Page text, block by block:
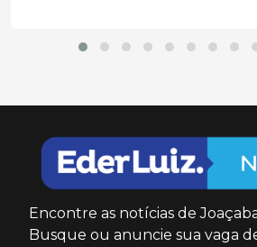
Encontre as notícias de
Busque ou anuncie sua vaga